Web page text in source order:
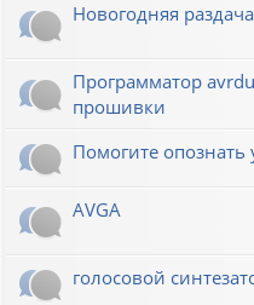
Новогодняя
Программатор
прошивки
Помогите опознать
AVGA
голосовой